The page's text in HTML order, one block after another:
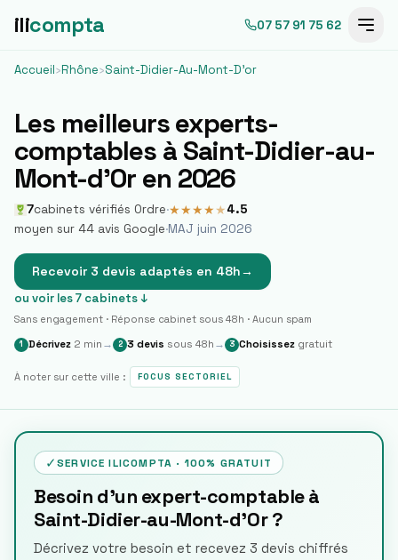
ilicompta 07 57 91 75 62
Accueil›Rhône›Saint-Didier-Au-Mont-D'or
Les meilleurs experts-
comptables à Saint-Didier-au-
Mont-d'Oren 2026
7cabinets vérifiés Ordre·★★★★★4.5
moyen sur 44 avis Google·MAJ juin 2026
Recevoir 3 devis adaptés en 48h→
ou voir les7 cabinets ↓
Sans engagement · Réponse cabinet sous 48h · Aucun spam
1 Décrivez 2 min → 2 3 devis sous 48h → 3 Choisissez gratuit
À noter sur cette ville : FOCUS SECTORIEL
✓ SERVICE ILICOMPTA · 100% GRATUIT
Besoin d'un expert-comptable à
Saint-Didier-au-Mont-d'Or ?
Décrivez votre besoin et recevez 3 devis chiffrés